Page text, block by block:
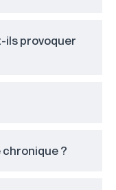
ils provoquer
chronique ?